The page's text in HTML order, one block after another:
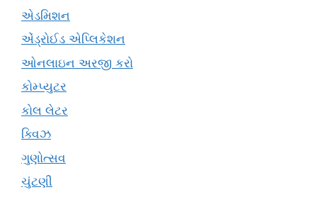
એડમિશન
એંડ્રોઈડ એપ્લિકેશન
ઓનલાઇન અરજી કરો
કોમ્પ્યુટર
કોલ લેટર
ક્વિઝ
ગુણોત્સવ
ચુંટણી